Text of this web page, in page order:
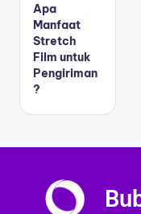
Apa
Manfaat
Stretch
Film untuk
Pengiriman
?